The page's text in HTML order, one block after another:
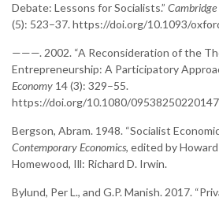
Debate: Lessons for Socialists.” Cambridge
(5): 523–37. https://doi.org/10.1093/
———. 2002. “A Reconsideration of the
Entrepreneurship: A Participatory
Economy 14 (3): 329–55.
https://doi.org/10.1080/
Bergson, Abram. 1948. “Socialist
Contemporary Economics, edited by Howard
Homewood, Ill: Richard D. Irwin.
Bylund, Per L., and G.P. Manish. 2017.